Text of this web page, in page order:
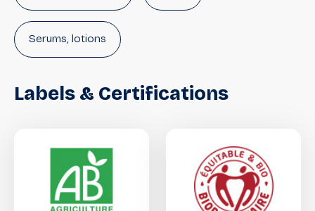
Serums, lotions
Labels & Certifications